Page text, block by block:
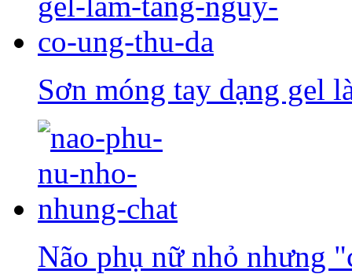
Sơn móng tay dạng gel
Não phụ nữ nhỏ nhưng